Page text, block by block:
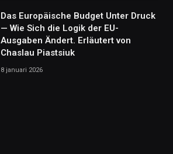
Das Europäische Budget Unter Druck
— Wie Sich die Logik der EU-
Ausgaben Ändert. Erläutert von
Chaslau Piastsiuk
8 januari 2026